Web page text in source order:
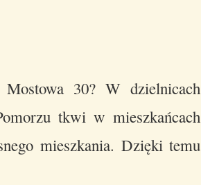
30? W dzielnicach
tkwi w mieszkańcach
mieszkania. Dzięki temu